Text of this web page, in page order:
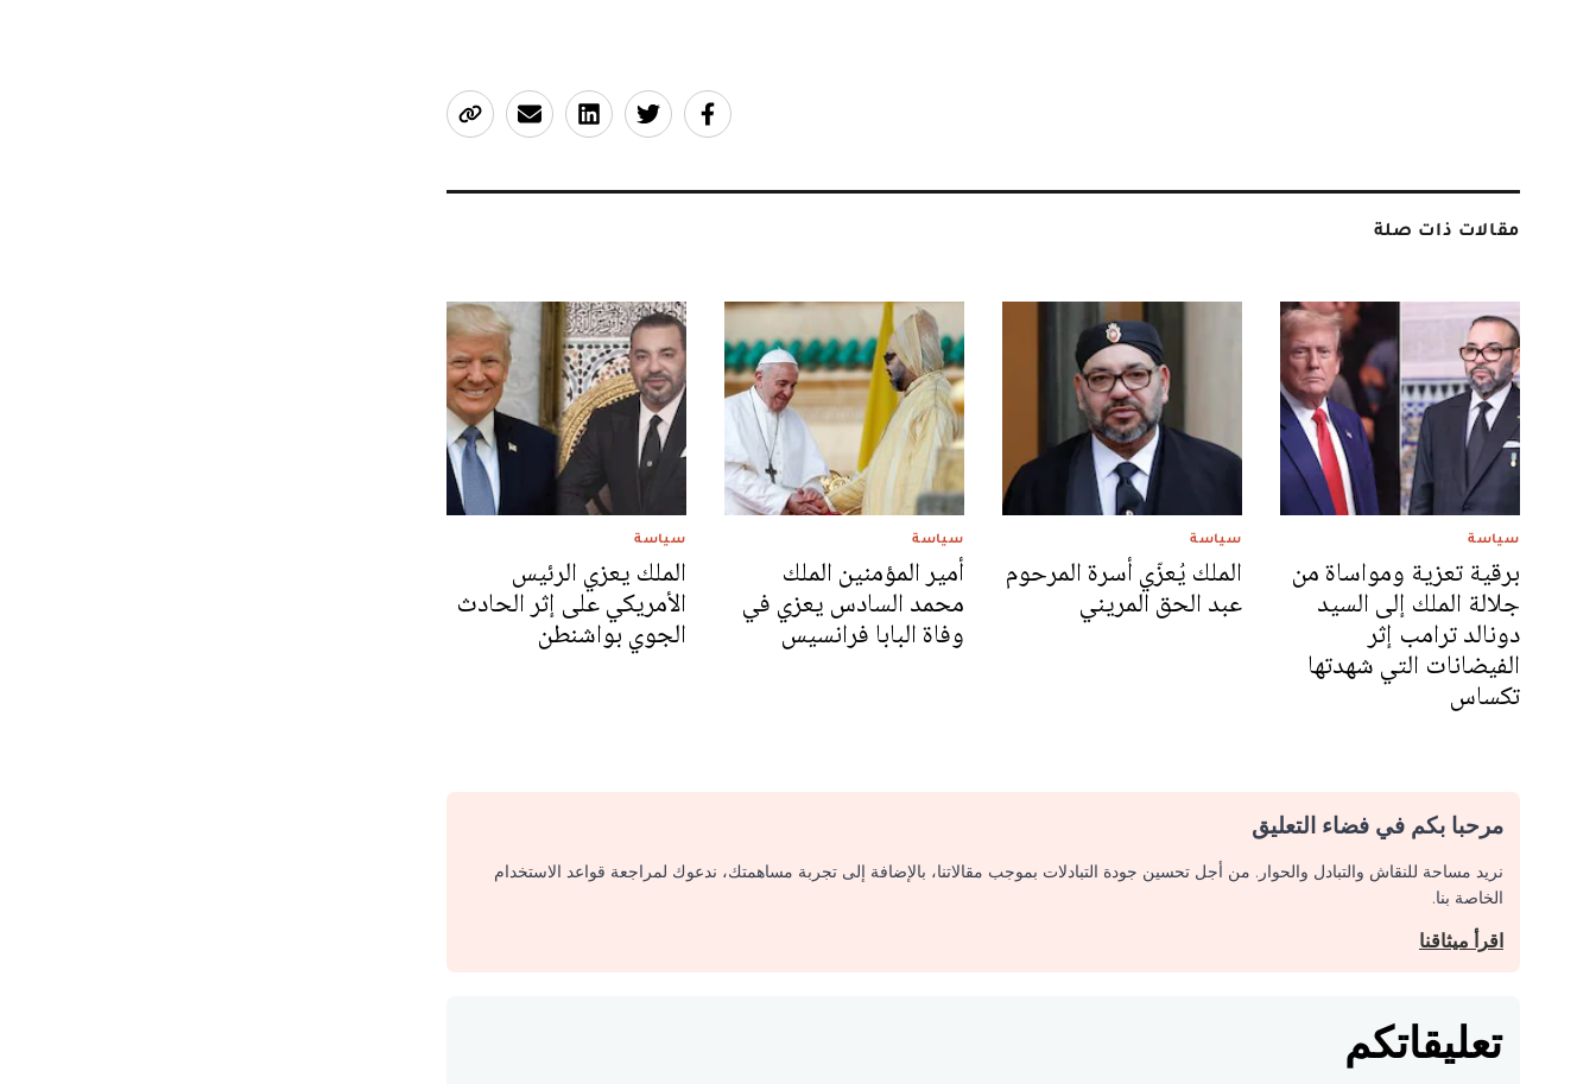
مقالات ذات صلة
سياسة
برقية تعزية ومواساة من
جلالة الملك إلى السيد
دونالد ترامب إثر
الفيضانات التي شهدتها
تكساس
سياسة
الملك يُعزّي أسرة المرحوم
عبد الحق المريني
سياسة
أمير المؤمنين الملك
محمد السادس يعزي في
وفاة البابا فرانسيس
سياسة
الملك يعزي الرئيس
الأمريكي على إثر الحادث
الجوي بواشنطن
مرحبا بكم في فضاء التعليق
نريد مساحة للنقاش والتبادل والحوار. من أجل تحسين جودة التبادلات بموجب مقالاتنا، بالإضافة إلى تجربة مساهمتك، ندعوك لمراجعة قواعد الاستخدام
الخاصة بنا.
اقرأ ميثاقنا
تعليقاتكم